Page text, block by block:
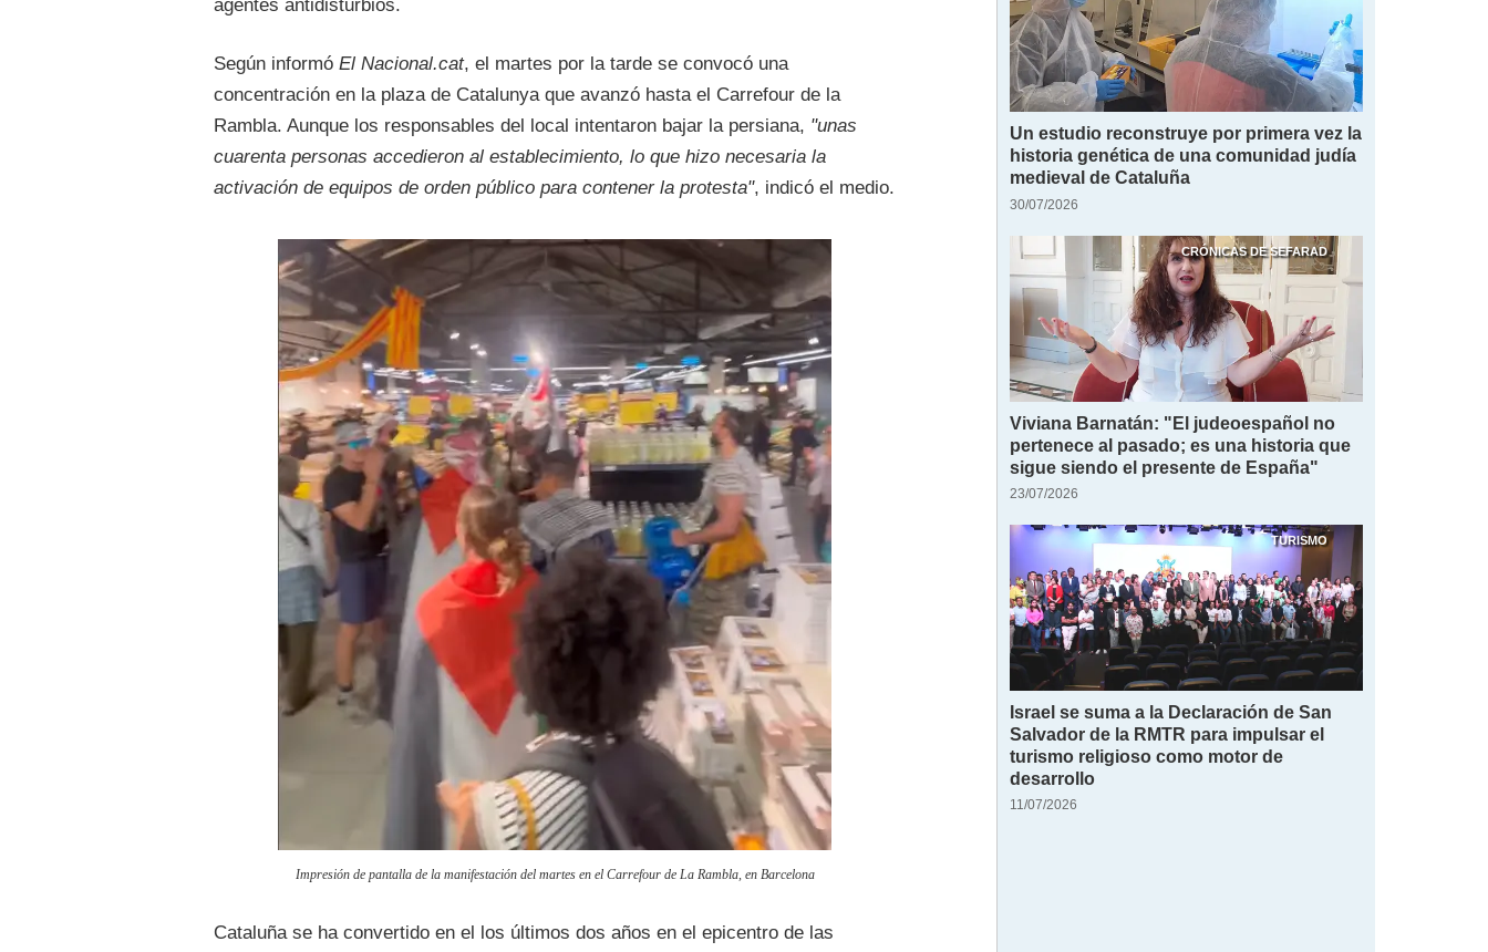
agentes antidisturbios.
Según informóEl Nacional.cat, el martes por la tarde se convocó una
concentración en la plaza de Catalunya que avanzó hasta el Carrefour de la
Rambla. Aunque los responsables del local intentaron bajar la persiana, "unas
cuarenta personas accedieron al establecimiento, lo que hizo necesaria la
activación de equipos de orden público para contener la protesta", indicó el medio.
Impresión de pantalla de la manifestación del martes en el Carrefour de La Rambla, en Barcelona
Cataluña se ha convertido en el los últimos dos años en el epicentro de las
Un estudio reconstruye por primera vez la
historia genética de una comunidad judía
medieval de Cataluña
30/07/2026
CRÓNICAS DE SEFARAD
Viviana Barnatán: "El judeoespañol no
pertenece al pasado; es una historia que
sigue siendo el presente de España"
23/07/2026
TURISMO
Israel se suma a la Declaración de San
Salvador de la RMTR para impulsar el
turismo religioso como motor de
desarrollo
11/07/2026